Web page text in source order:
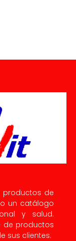
productos de
un catálogo
y salud.
de productos
sus clientes.